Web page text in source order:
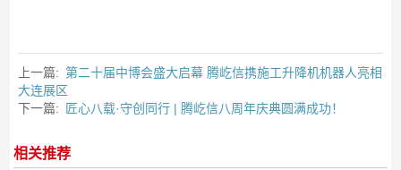
上一篇: 第二十届中博会盛大启幕 腾屹信携施工升降机机器人亮相
大连展区
下一篇:
匠心八载·守创同行 | 腾屹信八周年庆典圆满成功！
相关推荐